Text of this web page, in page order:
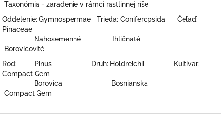
Taxonómia - zaradenie v rámci rastlinnej ríše
Oddelenie: Gymnospermae Trieda: Coniferopsida Čeľaď:
Pinaceae
Nahosemenné Ihličnaté
Borovicovité
Rod: Pinus Druh: Holdreichii Kultivar:
Compact Gem
Borovica Bosnianska
Compact Gem